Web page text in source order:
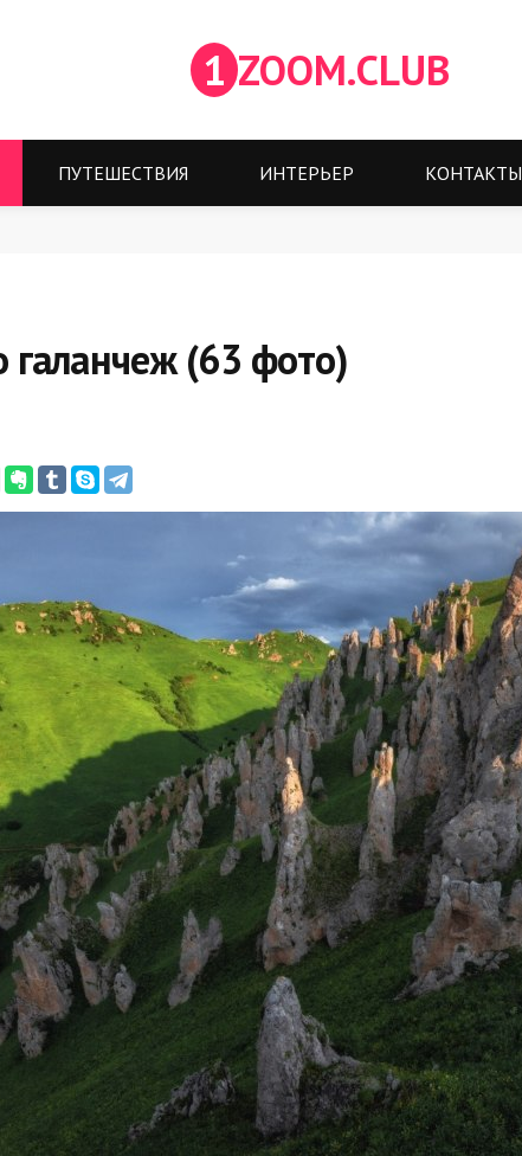
1 ZOOM.CLUB
ПУТЕШЕСТВИЯ ИНТЕРЬЕР КОНТАКТЫ
галанчеж (63 фото)